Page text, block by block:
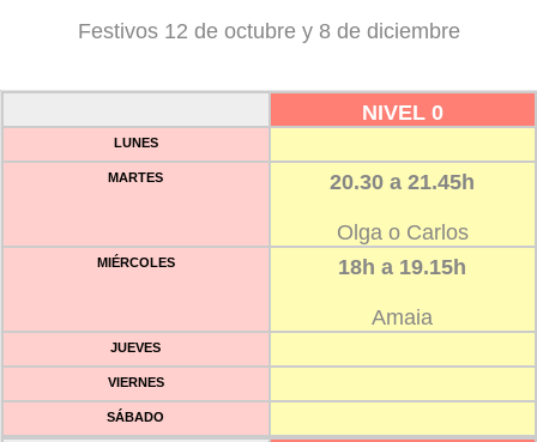
Festivos 12 de octubre y 8 de diciembre
NIVEL 0
LUNES
MARTES 20.30 a 21.45h
Olga o Carlos
MIÉRCOLES 18h a 19.15h
Amaia
JUEVES
VIERNES
SÁBADO